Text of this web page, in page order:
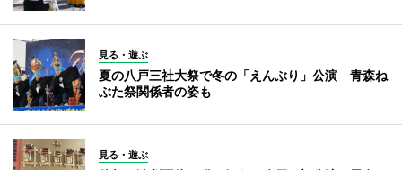
見る・遊ぶ
夏の八戸三社大祭で冬の「えんぶり」公演 青森ね
ぶた祭関係者の姿も
見る・遊ぶ